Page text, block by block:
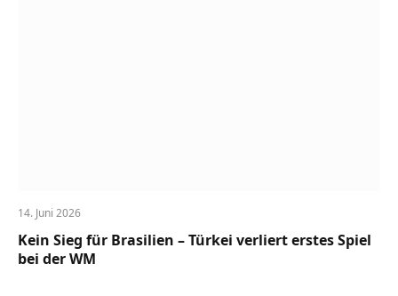
14. Juni 2026
Kein Sieg für Brasilien – Türkei verliert erstes Spiel
bei der WM